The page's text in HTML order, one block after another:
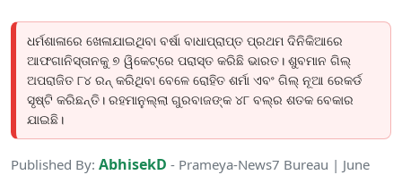
ଧର୍ମଶାଳାରେ ଖେଳାଯାଇଥିବା ବର୍ଷା ବାଧାପ୍ରାପ୍ତ ପ୍ରଥମ ଦିନିକିଆରେ
ଆଫଗାନିସ୍ତାନକୁ ୭ ୱିକେଟ୍‌ରେ ପରାସ୍ତ କରିଛି ଭାରତ। ଶୁବମାନ ଗିଲ୍
ଅପରାଜିତ ୮୪ ରନ୍ କରିଥିବା ବେଳେ ରୋହିତ ଶର୍ମା ଏବଂ ଗିଲ୍ ନୂଆ ରେକର୍ଡ
ସୃଷ୍ଟି କରିଛନ୍ତି। ରହମାନୁଲ୍ଲା ଗୁରବାଜଙ୍କ ୪୮ ବଲ୍‌ର ଶତକ ବେକାର
ଯାଇଛି।
Published By: AbhisekD - Prameya-News7 Bureau | June